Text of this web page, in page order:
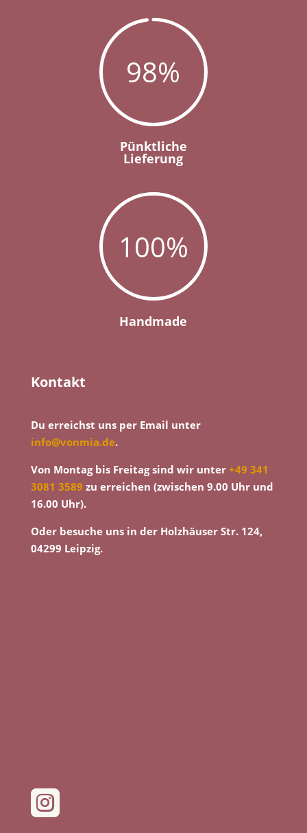
98%
Pünktliche
Lieferung
100%
Handmade
Kontakt
Du erreichst uns per Email unter
info@vonmia.de.
Von Montag bis Freitag sind wir unter +49 341
3081 3589 zu erreichen (zwischen 9.00 Uhr und
16.00 Uhr).
Oder besuche uns in der Holzhäuser Str. 124,
04299 Leipzig.
